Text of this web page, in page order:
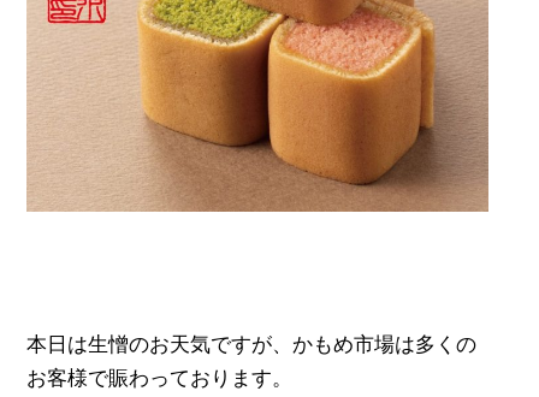
本日は生憎のお天気ですが、かもめ市場は多くの
お客様で賑わっております。